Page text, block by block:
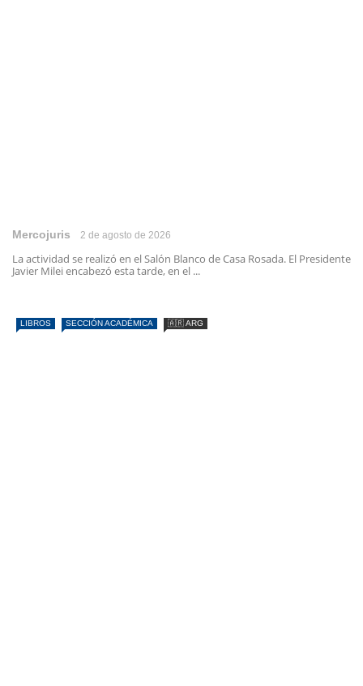
Mercojuris 2 de agosto de 2026
La actividad se realizó en el Salón Blanco de Casa Rosada. El Presidente
Javier Milei encabezó esta tarde, en el ...
LIBROS SECCIÓN ACADÉMICA 🇦🇷 ARG